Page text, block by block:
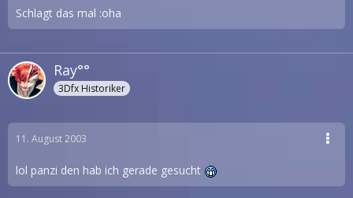
Schlagt das mal :oha
Ray°°
3Dfx Historiker
11. August 2003
lol panzi den hab ich gerade gesucht